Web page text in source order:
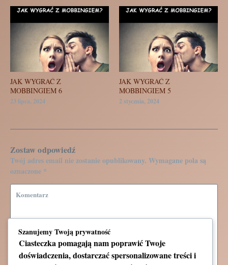
JAK WYGRAĆ Z
MOBBINGIEM 6
23 lipca, 2024
JAK WYGRAĆ Z
MOBBINGIEM 5
2 stycznia, 2024
Zostaw odpowiedź
Twój adres email nie zostanie opublikowany. Wymagane pola są
oznaczone *
Szanujemy Twoją prywatność
Ciasteczka pomagają nam poprawić Twoje
doświadczenia, dostarczać spersonalizowane treści i